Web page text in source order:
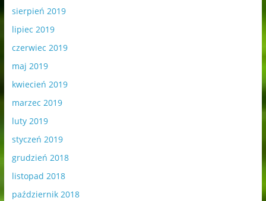
sierpień 2019
lipiec 2019
czerwiec 2019
maj 2019
kwiecień 2019
marzec 2019
luty 2019
styczeń 2019
grudzień 2018
listopad 2018
październik 2018